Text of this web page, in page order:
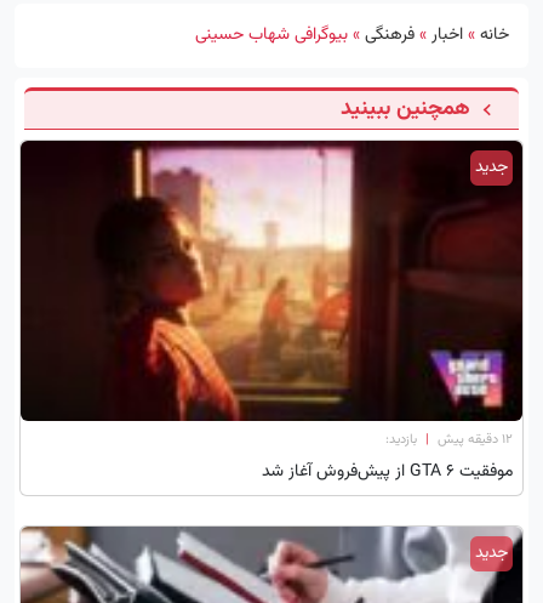
خانه»اخبار»فرهنگی»بیوگرافی شهاب حسینی
همچنین ببینید
جدید
۱۲ دقیقه پیش | بازدید:
موفقیت GTA 6 از پیش‌فروش آغاز شد
جدید